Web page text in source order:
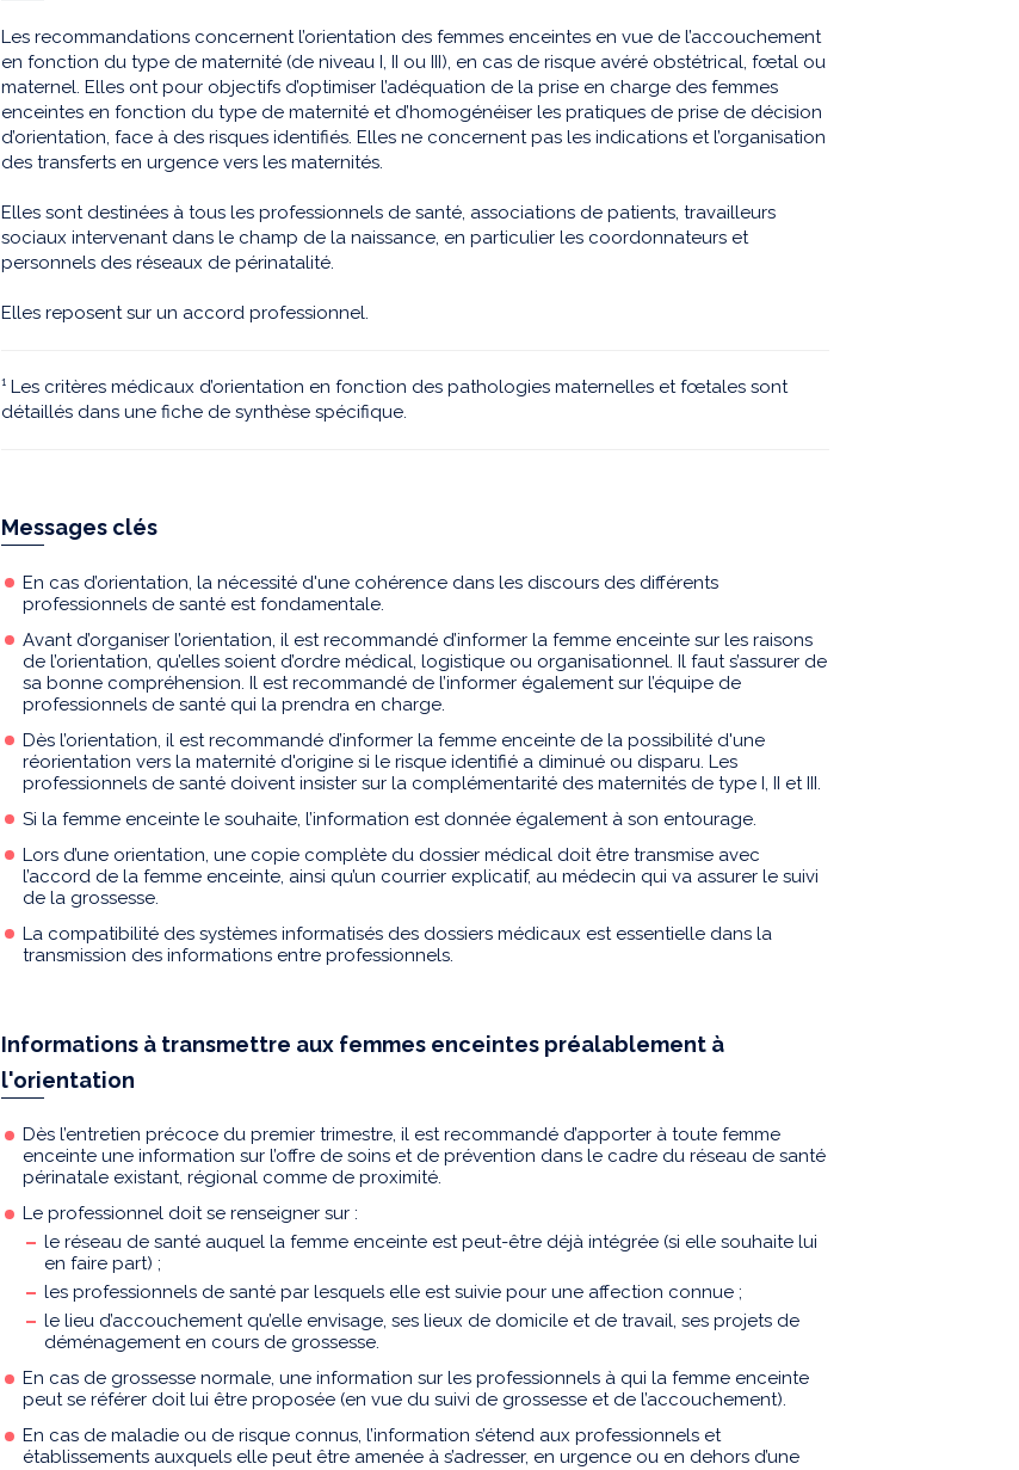
Les recommandations concernent l’orientation des femmes enceintes en vue de l’accouchement
en fonction du type de maternité (de niveau I, II ou III), en cas de risque avéré obstétrical, fœtal ou
maternel. Elles ont pour objectifs d’optimiser l’adéquation de la prise en charge des femmes
enceintes en fonction du type de maternité et d’homogénéiser les pratiques de prise de décision
d’orientation, face à des risques identifiés. Elles ne concernent pas les indications et l’organisation
des transferts en urgence vers les maternités.
Elles sont destinées à tous les professionnels de santé, associations de patients, travailleurs
sociaux intervenant dans le champ de la naissance, en particulier les coordonnateurs et
personnels des réseaux de périnatalité.
Elles reposent sur un accord professionnel.
¹ Les critères médicaux d’orientation en fonction des pathologies maternelles et fœtales sont
détaillés dans une fiche de synthèse spécifique.
Messages clés
En cas d’orientation, la nécessité d'une cohérence dans les discours des différents
professionnels de santé est fondamentale.
Avant d’organiser l’orientation, il est recommandé d’informer la femme enceinte sur les raisons
de l’orientation, qu’elles soient d’ordre médical, logistique ou organisationnel. Il faut s’assurer de
sa bonne compréhension. Il est recommandé de l’informer également sur l’équipe de
professionnels de santé qui la prendra en charge.
Dès l’orientation, il est recommandé d’informer la femme enceinte de la possibilité d'une
réorientation vers la maternité d'origine si le risque identifié a diminué ou disparu. Les
professionnels de santé doivent insister sur la complémentarité des maternités de type I, II et III.
Si la femme enceinte le souhaite, l’information est donnée également à son entourage.
Lors d’une orientation, une copie complète du dossier médical doit être transmise avec
l’accord de la femme enceinte, ainsi qu’un courrier explicatif, au médecin qui va assurer le suivi
de la grossesse.
La compatibilité des systèmes informatisés des dossiers médicaux est essentielle dans la
transmission des informations entre professionnels.
Informations à transmettre aux femmes enceintes préalablement à
l'orientation
Dès l’entretien précoce du premier trimestre, il est recommandé d’apporter à toute femme
enceinte une information sur l’offre de soins et de prévention dans le cadre du réseau de santé
périnatale existant, régional comme de proximité.
Le professionnel doit se renseigner sur :
le réseau de santé auquel la femme enceinte est peut-être déjà intégrée (si elle souhaite lui
en faire part) ;
les professionnels de santé par lesquels elle est suivie pour une affection connue ;
le lieu d’accouchement qu’elle envisage, ses lieux de domicile et de travail, ses projets de
déménagement en cours de grossesse.
En cas de grossesse normale, une information sur les professionnels à qui la femme enceinte
peut se référer doit lui être proposée (en vue du suivi de grossesse et de l’accouchement).
En cas de maladie ou de risque connus, l’information s’étend aux professionnels et
établissements auxquels elle peut être amenée à s’adresser, en urgence ou en dehors d’une